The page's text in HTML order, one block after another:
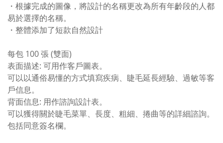
・根據完成的圖像，將設計的名稱更改為所有年齡段的人都
易於選擇的名稱。
・整體添加了短款自然設計
每包 100 張 (雙面)
表面描述: 可用作客戶圖表。
可以以通俗易懂的方式填寫疾病、睫毛延長經驗、過敏等客
戶信息。
背面信息: 用作諮詢設計表。
可以獲得關於睫毛菜單、長度、粗細、捲曲等的詳細諮詢。
包括同意簽名欄。